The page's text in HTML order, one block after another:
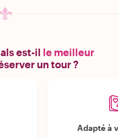
est-il le meilleur
un tour ?
Adapté à